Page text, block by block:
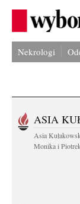
Nekrologi
ASIA
Asia
Monika i